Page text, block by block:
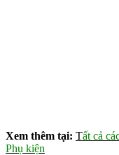
Cấu
Cách
Xem thêm tại: Tất cả
Phụ kiện